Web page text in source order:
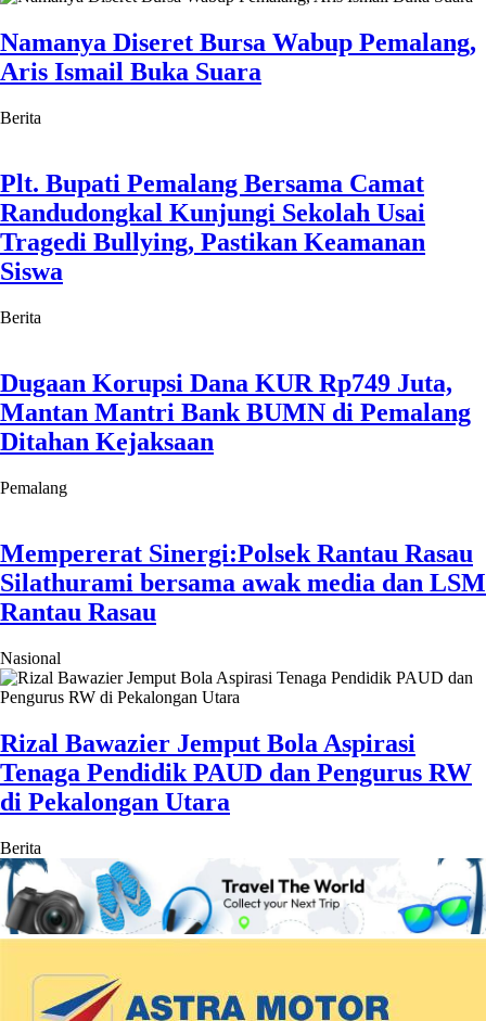
Namanya Diseret Bursa Wabup Pemalang,
Aris Ismail Buka Suara
Berita
Plt. Bupati Pemalang Bersama Camat
Randudongkal Kunjungi Sekolah Usai
Tragedi Bullying, Pastikan Keamanan
Siswa
Berita
Dugaan Korupsi Dana KUR Rp749 Juta,
Mantan Mantri Bank BUMN di Pemalang
Ditahan Kejaksaan
Pemalang
Mempererat Sinergi:Polsek Rantau Rasau
Silathurami bersama awak media dan LSM
Rantau Rasau
Nasional
Rizal Bawazier Jemput Bola Aspirasi
Tenaga Pendidik PAUD dan Pengurus RW
di Pekalongan Utara
Berita